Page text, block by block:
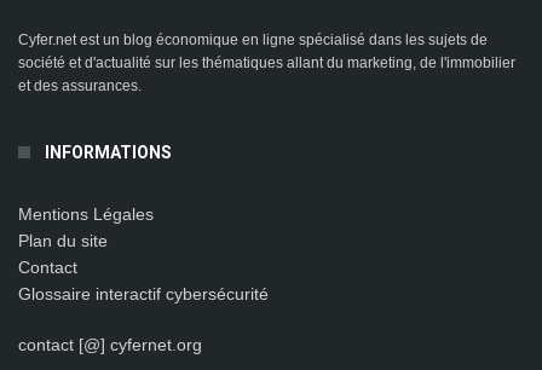
Cyfer.net est un blog économique en ligne spécialisé dans les sujets de
société et d'actualité sur les thématiques allant du marketing, de l'immobilier
et des assurances.
INFORMATIONS
Mentions Légales
Plan du site
Contact
Glossaire interactif cybersécurité
contact [@] cyfernet.org